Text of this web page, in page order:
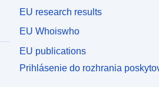
EU research results
EU Whoiswho
EU publications
Prihlásenie do rozhrania